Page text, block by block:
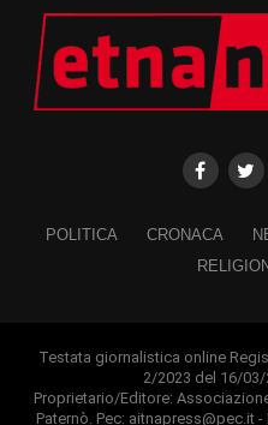
POLITICA CRONACA
Testata giornalistica online
2/2023 del 16/03/
Proprietario/Editore:
Paternò. Pec: aitnapress@pec.it